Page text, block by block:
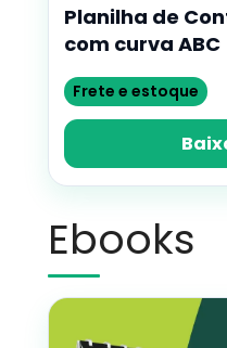
Planilha de
com curva ABC
Frete e estoque
Ebooks